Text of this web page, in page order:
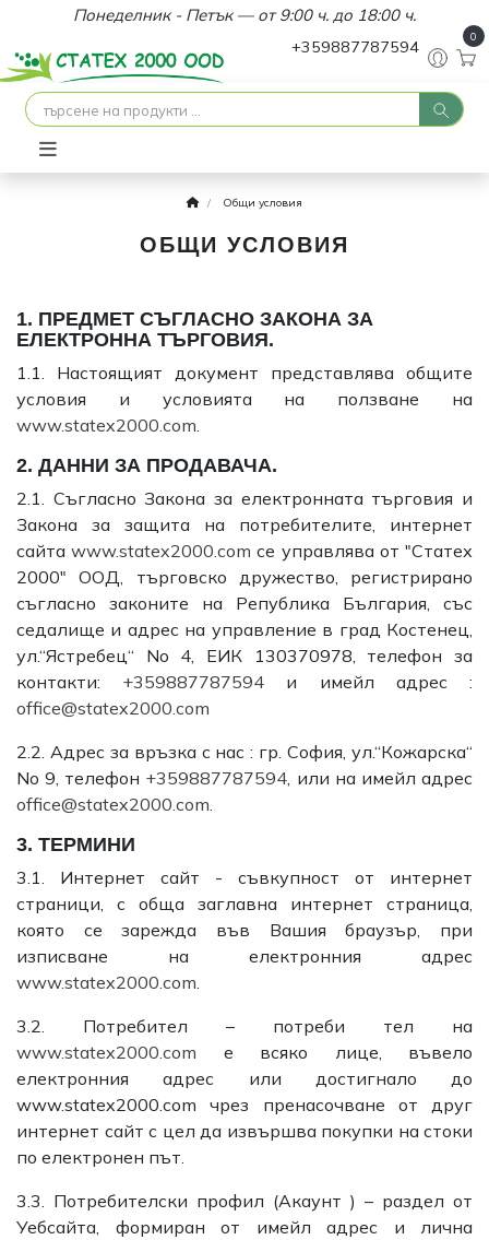
Понеделник - Петък — от 9:00 ч. до 18:00 ч.
+359887787594
0
Общи условия
ОБЩИ УСЛОВИЯ
1. ПРЕДМЕТ СЪГЛАСНО ЗАКОНА ЗA
ЕЛЕКТРОННА ТЪРГОВИЯ.
1.1. Настоящият документ представлява общите
условия и условията на ползване на
www.statex2000.com.
2. ДАННИ ЗА ПРОДАВАЧА.
2.1. Съгласно Закона за електронната търговия и
Закона за защита на потребителите, интернет
сайтаwww.statex2000.com се управлява от "Статех
2000" ООД, търговско дружество, регистрирано
съгласно законите на Република България, със
седалище и адрес на управление в град Костенец,
ул.“Ястребец“ No 4, ЕИК 130370978, телефон за
контакти: +359887787594 и имейл адрес :
office@statex2000.com
2.2. Адрес за връзка с нас : гр. София, ул.“Кожарска“
No 9, телефон +359887787594, или на имейл адрес
office@statex2000.com.
3. ТЕРМИНИ
3.1. Интернет сайт - съвкупност от интернет
страници, с обща заглавна интернет страница,
която се зарежда във Вашия браузър, при
изписване на електронния адрес
www.statex2000.com.
3.2. Потребител – потреби тел на
www.statex2000.com е всяко лице, въвело
електронния адрес или достигнало до
www.statex2000.com чрез пренасочване от друг
интернет сайт с цел да извършва покупки на стоки
по електронен път.
3.3. Потребителски профил (Акаунт ) – раздел от
Уебсайта, формиран от имейл адрес и лична